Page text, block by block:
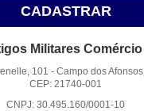
CADASTRAR
Militares
101 -Campo dos
CEP: 21740-001
CNPJ: 30.495.160/0001-10